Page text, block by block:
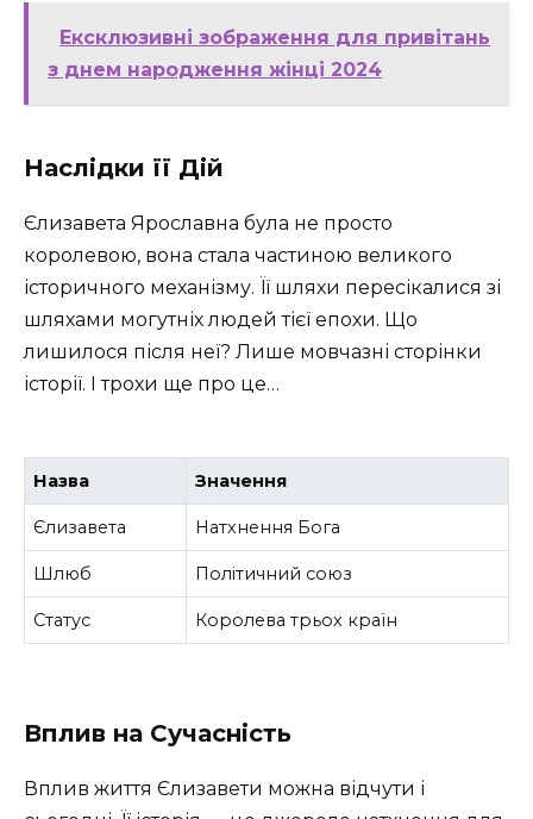
Ексклюзивні зображення для привітань
з днем народження жінці 2024
Наслідки її Дій
Єлизавета Ярославна була не просто
королевою, вона стала частиною великого
історичного механізму. Її шляхи пересікалися зі
шляхами могутніх людей тієї епохи. Що
лишилося після неї? Лише мовчазні сторінки
історії. І трохи ще про це…
Назва Значення
Єлизавета Натхнення Бога
Шлюб Політичний союз
Статус Королева трьох країн
Вплив на Сучасність
Вплив життя Єлизавети можна відчути і